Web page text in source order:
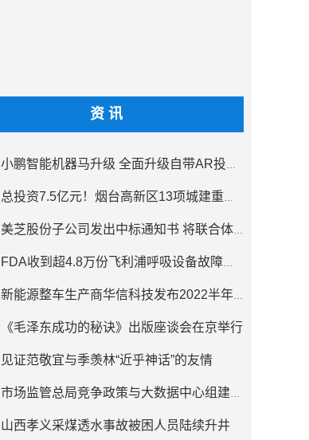
资讯
小鹏智能机器马升级 全面升级自带AR投影创新交互方式
总投资7.5亿元！烟台高新区13项城建重点工程开工
美芝股份子公司发出中标通知书 将联合体中标1.36亿元总承包项目
FDA收到超4.8万份飞利浦呼吸设备故障报告 其中44份死亡案例
新能源整车生产商华信科技发布2022半年度报告 同比下滑2.92%
《毛泽东成功的秘诀》出版座谈会在京举行
见证范敬宜与季羡林“近乎神话”的友情
市场监管总局竞争政策与大数据中心组建成立
山西孝义采煤透水事故被困人员陆续升井